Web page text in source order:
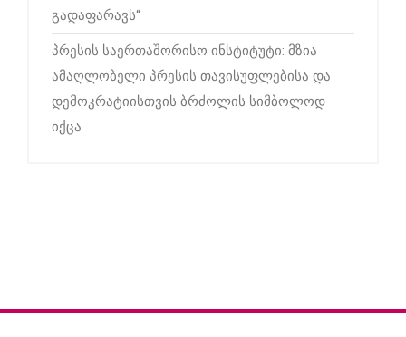
გადაფარავს“
პრესის საერთაშორისო ინსტიტუტი: მზია
ამაღლობელი პრესის თავისუფლებისა და
დემოკრატიისთვის ბრძოლის სიმბოლოდ
იქცა